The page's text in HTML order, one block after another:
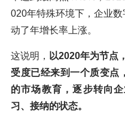
020年特殊环境下，企业
动了年增长率上涨。
这说明， 以2020年为节点
受度已经来到一个质变点
的市场教育，逐步转向
习、接纳的状态。